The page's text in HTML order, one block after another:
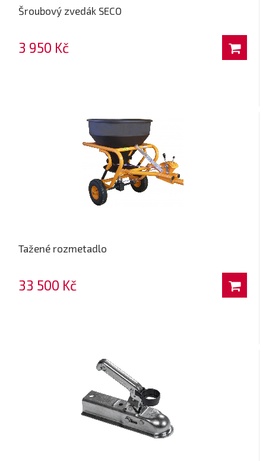
Šroubový zvedák SECO
3 950 Kč
Tažené rozmetadlo
33 500 Kč